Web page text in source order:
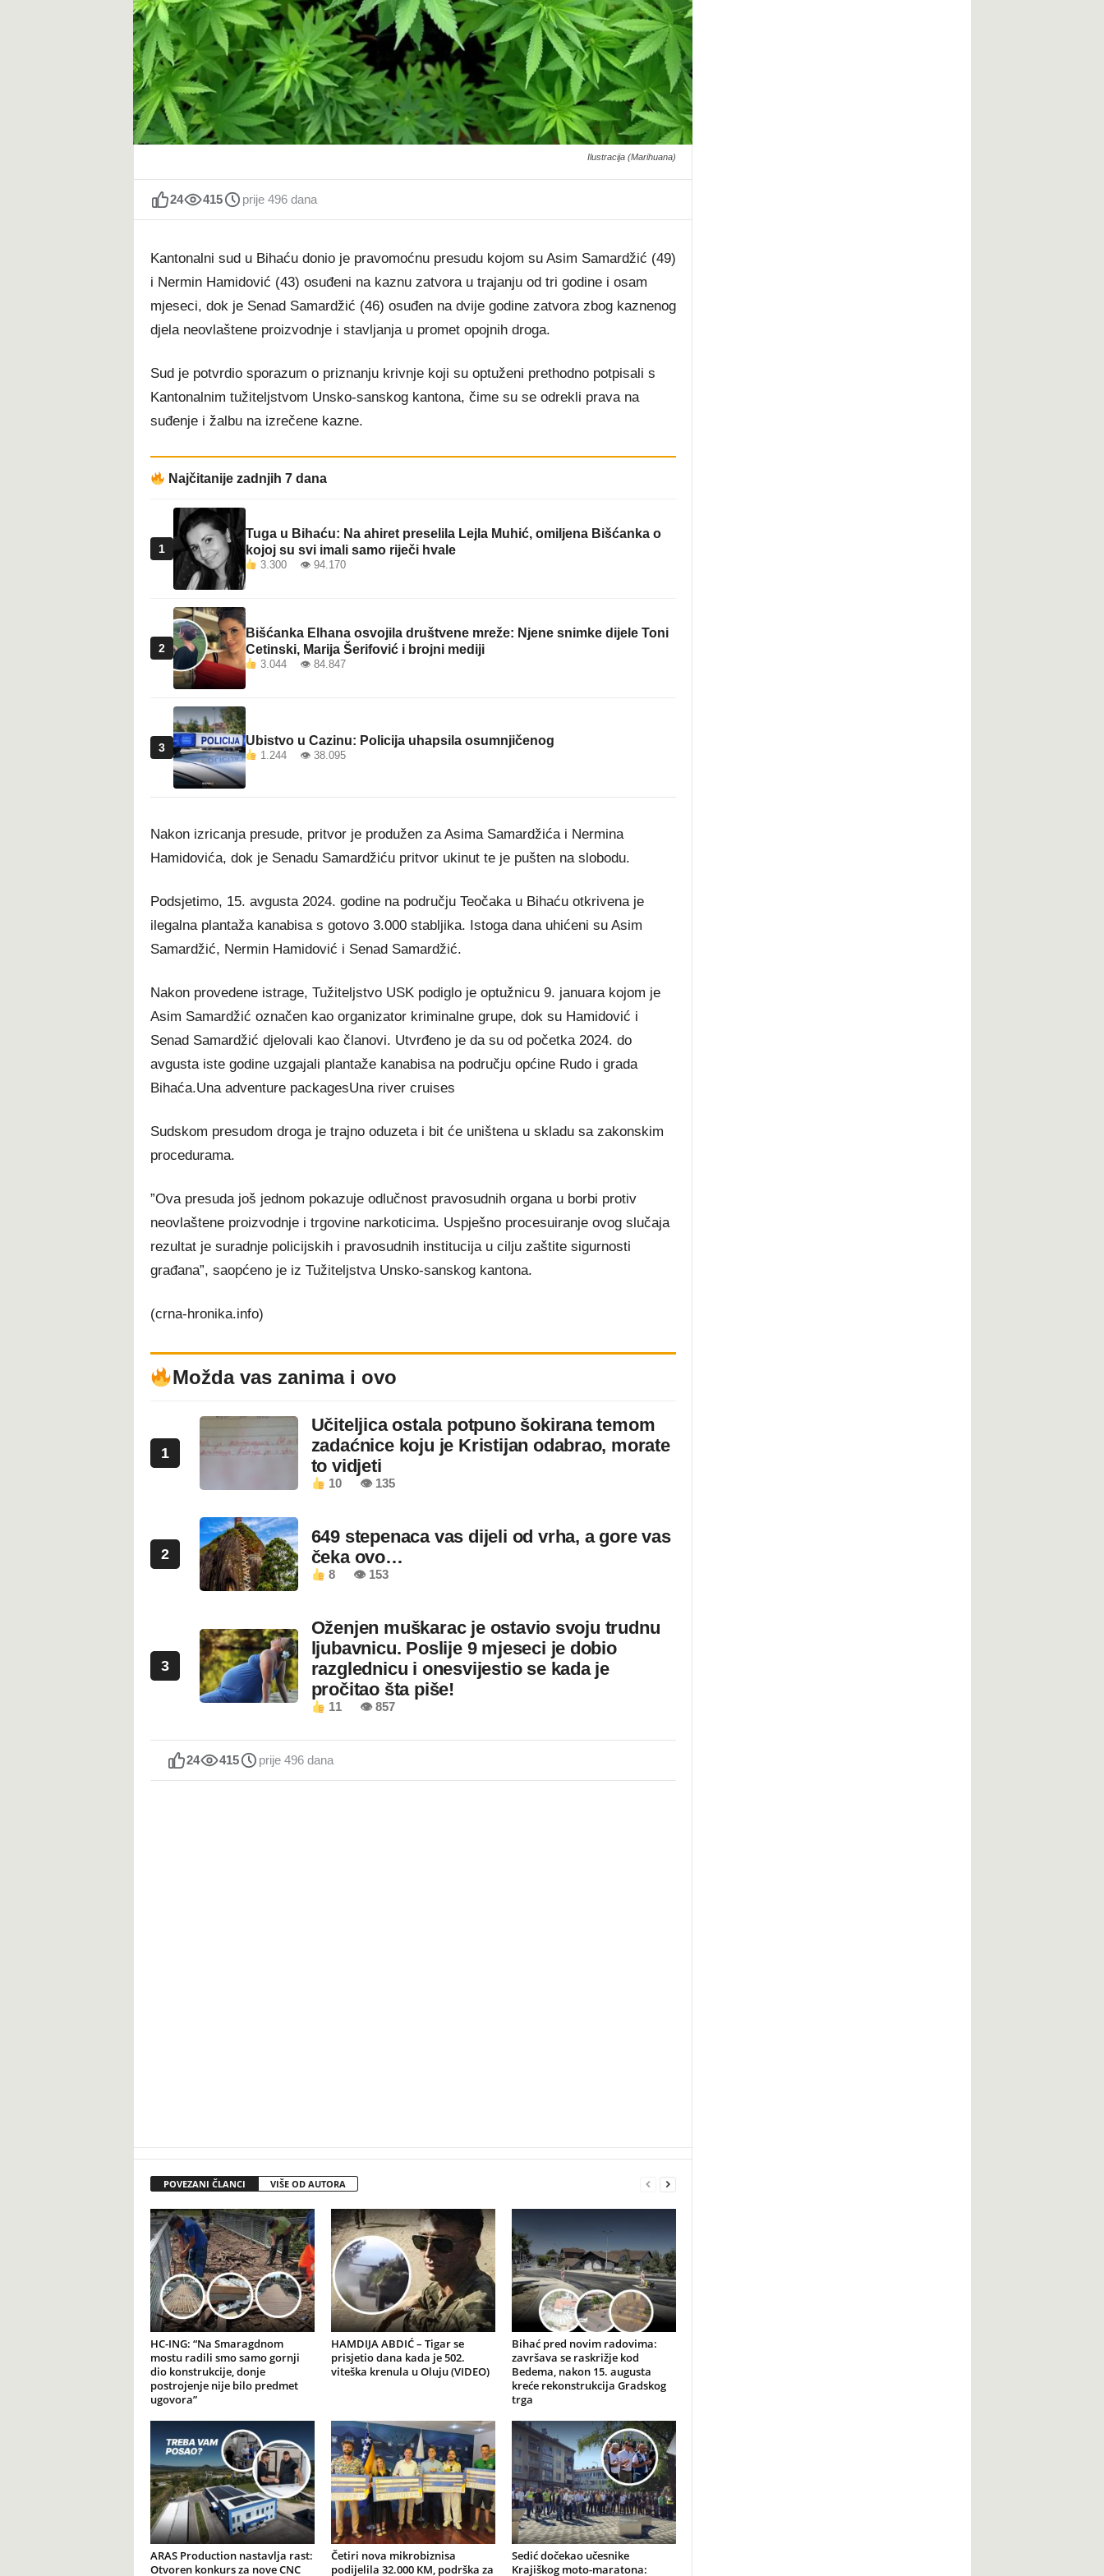
t
Ilustracija (Marihuana)
24 415 prije 496 dana
Kantonalni sud u Bihaću donio je pravomoćnu presudu kojom su Asim Samardžić (49)
i Nermin Hamidović (43) osuđeni na kaznu zatvora u trajanju od tri godine i osam
mjeseci, dok je Senad Samardžić (46) osuđen na dvije godine zatvora zbog kaznenog
djela neovlaštene proizvodnje i stavljanja u promet opojnih droga.
Sud je potvrdio sporazum o priznanju krivnje koji su optuženi prethodno potpisali s
Kantonalnim tužiteljstvom Unsko-sanskog kantona, čime su se odrekli prava na
suđenje i žalbu na izrečene kazne.
Najčitanije zadnjih 7 dana
1
Tuga u Bihaću: Na ahiret preselila Lejla Muhić, omiljena Bišćanka o
kojoj su svi imali samo riječi hvale
3.300 👁 94.170
2
Bišćanka Elhana osvojila društvene mreže: Njene snimke dijele Toni
Cetinski, Marija Šerifović i brojni mediji
3.044 👁 84.847
3 Ubistvo u Cazinu: Policija uhapsila osumnjičenog
1.244 👁 38.095
Nakon izricanja presude, pritvor je produžen za Asima Samardžića i Nermina
Hamidovića, dok je Senadu Samardžiću pritvor ukinut te je pušten na slobodu.
Podsjetimo, 15. avgusta 2024. godine na području Teočaka u Bihaću otkrivena je
ilegalna plantaža kanabisa s gotovo 3.000 stabljika. Istoga dana uhićeni su Asim
Samardžić, Nermin Hamidović i Senad Samardžić.
Nakon provedene istrage, Tužiteljstvo USK podiglo je optužnicu 9. januara kojom je
Asim Samardžić označen kao organizator kriminalne grupe, dok su Hamidović i
Senad Samardžić djelovali kao članovi. Utvrđeno je da su od početka 2024. do
avgusta iste godine uzgajali plantaže kanabisa na području općine Rudo i grada
Bihaća.Una adventure packagesUna river cruises
Sudskom presudom droga je trajno oduzeta i bit će uništena u skladu sa zakonskim
procedurama.
”Ova presuda još jednom pokazuje odlučnost pravosudnih organa u borbi protiv
neovlaštene proizvodnje i trgovine narkoticima. Uspješno procesuiranje ovog slučaja
rezultat je suradnje policijskih i pravosudnih institucija u cilju zaštite sigurnosti
građana”, saopćeno je iz Tužiteljstva Unsko-sanskog kantona.
(crna-hronika.info)
Možda vas zanima i ovo
1
Učiteljica ostala potpuno šokirana temom
zadaćnice koju je Kristijan odabrao, morate
to vidjeti
10 👁 135
2
649 stepenaca vas dijeli od vrha, a gore vas
čeka ovo…
8 👁 153
3
Oženjen muškarac je ostavio svoju trudnu
ljubavnicu. Poslije 9 mjeseci je dobio
razglednicu i onesvijestio se kada je
pročitao šta piše!
11 👁 857
24 415 prije 496 dana
POVEZANI ČLANCI VIŠE OD AUTORA
HC-ING: “Na Smaragdnom
mostu radili smo samo gornji
dio konstrukcije, donje
postrojenje nije bilo predmet
ugovora”
HAMDIJA ABDIĆ – Tigar se
prisjetio dana kada je 502.
viteška krenula u Oluju (VIDEO)
Bihać pred novim radovima:
završava se raskrižje kod
Bedema, nakon 15. augusta
kreće rekonstrukcija Gradskog
trga
ARAS Production nastavlja rast:
Otvoren konkurs za nove CNC
Četiri nova mikrobiznisa
podijelila 32.000 KM, podrška za
Sedić dočekao učesnike
Krajiškog moto-maratona: